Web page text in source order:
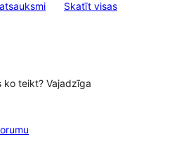
Skatīt visasatsauksmes
ko teikt? Vajadzīga